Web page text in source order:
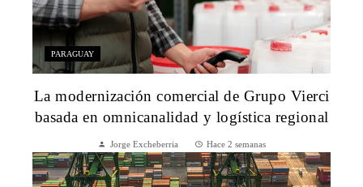
PARAGUAY
La modernización comercial de Grupo Vierci
basada en omnicanalidad y logística regional
Jorge Excheberria Hace 2 semanas